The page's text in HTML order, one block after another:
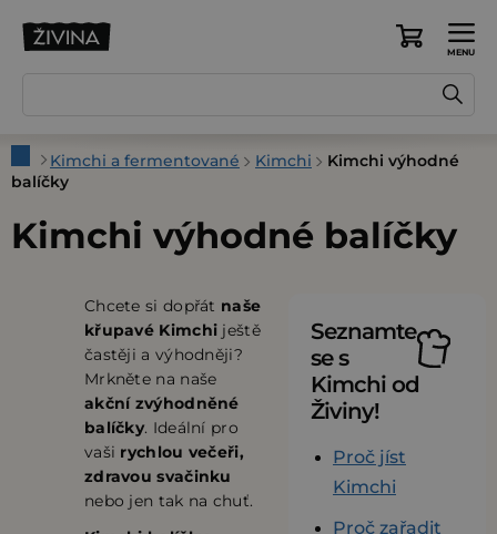
Nákupní
DomůKimchi a fermentované Kimchi
Kimchi výhodné
balíčky
Kimchi výhodné balíčky
Chcete si dopřát naše
křupavé Kimchi ještě
častěji a výhodněji?
Mrkněte na naše
akční zvýhodněné
balíčky. Ideální pro
vaši rychlou večeři,
zdravou svačinku
nebo jen tak na chuť.
Seznamte
se s
Kimchi od
Živiny!
Proč jíst
Kimchi
Proč zařadit